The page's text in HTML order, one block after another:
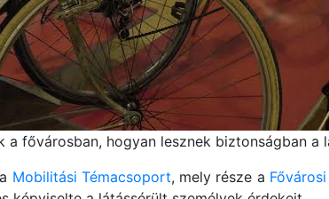
fővárosban, hogyan lesznek biztonságban a
Mobilitási Témacsoport, mely része a